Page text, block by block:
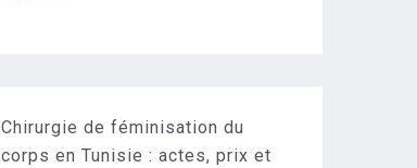
Chirurgie de féminisation du
corps en Tunisie : actes, prix et